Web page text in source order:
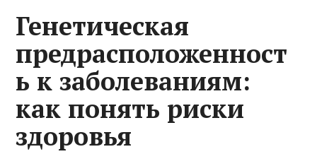
Генетическая
предрасположенност
ь к заболеваниям:
как понять риски
здоровья